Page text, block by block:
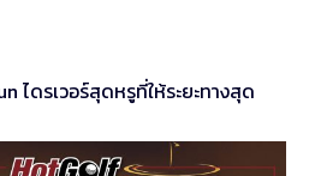
ไดรเวอร์สุดหรูที่ให้ระยะทางสุด